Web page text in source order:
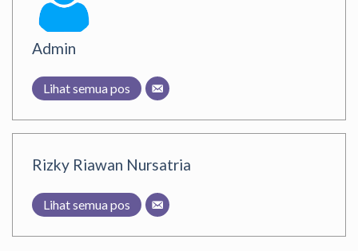
Admin
Lihat semua pos
Rizky Riawan Nursatria
Lihat semua pos